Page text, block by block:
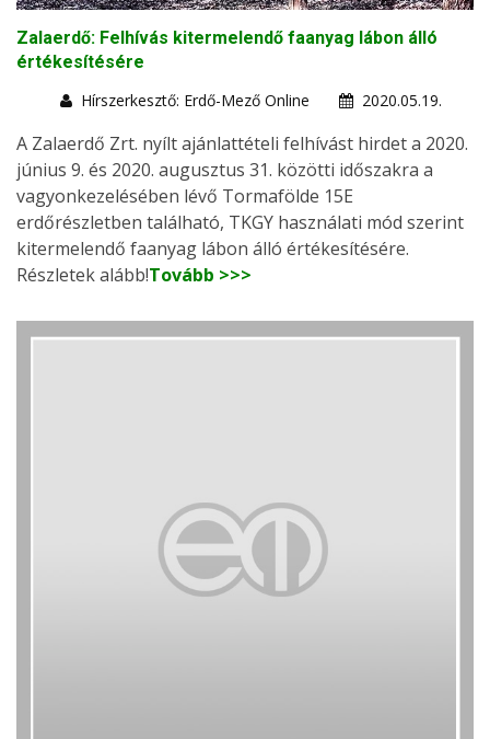
Zalaerdő: Felhívás kitermelendő faanyag lábon álló
értékesítésére
Hírszerkesztő: Erdő-Mező Online
2020.05.19.
A Zalaerdő Zrt. nyílt ajánlattételi felhívást hirdet a 2020.
június 9. és 2020. augusztus 31. közötti időszakra a
vagyonkezelésében lévő Tormafölde 15E
erdőrészletben található, TKGY használati mód szerint
kitermelendő faanyag lábon álló értékesítésére.
Részletek alább!Tovább >>>